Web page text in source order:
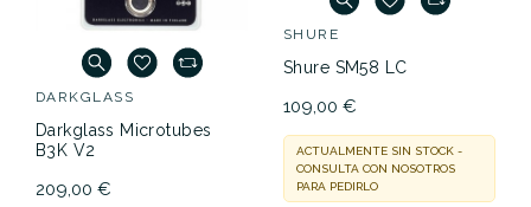
DARKGLASS
Darkglass Microtubes
B3K V2
209,00 €
SHURE
Shure SM58 LC
109,00 €
ACTUALMENTE SIN STOCK -
CONSULTA CON NOSOTROS
PARA PEDIRLO